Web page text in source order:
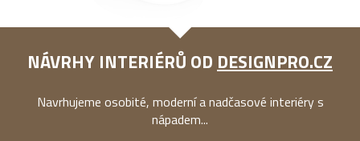
NÁVRHY INTERIÉRŮ OD DESIGNPRO.CZ
Navrhujeme osobité, moderní a nadčasové interiéry s
nápadem...